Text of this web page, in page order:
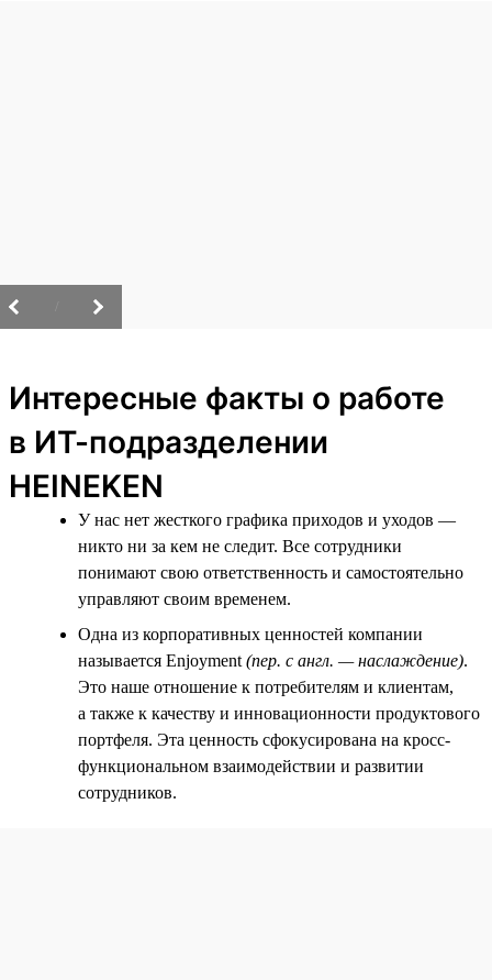
Интересные факты о работе
в ИТ-подразделении
HEINEKEN
У нас нет жесткого графика приходов и уходов —
никто ни за кем не следит. Все сотрудники
понимают свою ответственность и самостоятельно
управляют своим временем.
Одна из корпоративных ценностей компании
называется Enjoyment (пер. с англ. — наслаждение).
Это наше отношение к потребителям и клиентам,
а также к качеству и инновационности продуктового
портфеля. Эта ценность сфокусирована на кросс-
функциональном взаимодействии и развитии
сотрудников.